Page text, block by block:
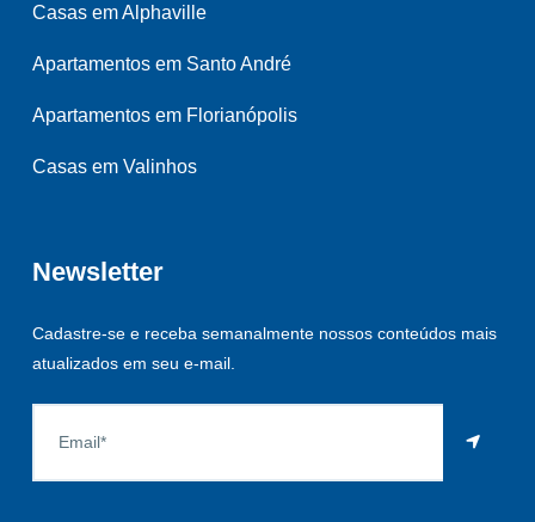
Casas em Alphaville
Apartamentos em Santo André
Apartamentos em Florianópolis
Casas em Valinhos
Newsletter
Cadastre-se e receba semanalmente nossos conteúdos mais
atualizados em seu e-mail.